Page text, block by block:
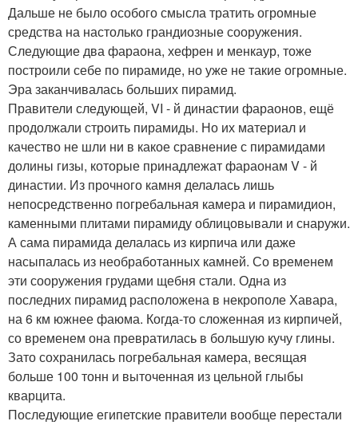
Дальше не было особого смысла тратить огромные
средства на настолько грандиозные сооружения.
Следующие два фараона, хефрен и менкаур, тоже
построили себе по пирамиде, но уже не такие огромные.
Эра заканчивалась больших пирамид.
Правители следующей, VI - й династии фараонов, ещё
продолжали строить пирамиды. Но их материал и
качество не шли ни в какое сравнение с пирамидами
долины гизы, которые принадлежат фараонам V - й
династии. Из прочного камня делалась лишь
непосредственно погребальная камера и пирамидион,
каменными плитами пирамиду облицовывали и снаружи.
А сама пирамида делалась из кирпича или даже
насыпалась из необработанных камней. Со временем
эти сооружения грудами щебня стали. Одна из
последних пирамид расположена в некрополе Хавара,
на 6 км южнее фаюма. Когда-то сложенная из кирпичей,
со временем она превратилась в большую кучу глины.
Зато сохранилась погребальная камера, весящая
больше 100 тонн и выточенная из цельной глыбы
кварцита.
Последующие египетские правители вообще перестали